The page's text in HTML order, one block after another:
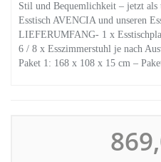
Stil und Bequemlichkeit – jetzt als
Esstisch AVENCIA und unseren
LIEFERUMFANG- 1 x
6 / 8 x Esszimmerstuhl je nach
Paket 1: 168 x 108 x 15 cm –